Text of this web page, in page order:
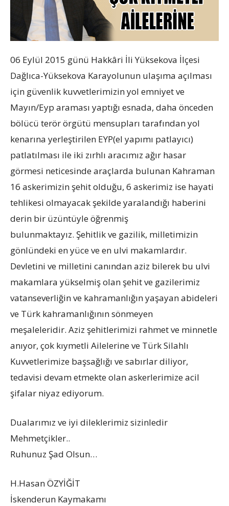
06 Eylül 2015 günü Hakkâri İli Yüksekova İlçesi
Dağlıca-Yüksekova Karayolunun ulaşıma açılması
için güvenlik kuvvetlerimizin yol emniyet ve
Mayın/Eyp araması yaptığı esnada, daha önceden
bölücü terör örgütü mensupları tarafından yol
kenarına yerleştirilen EYP(el yapımı patlayıcı)
patlatılması ile iki zırhlı aracımız ağır hasar
görmesi neticesinde araçlarda bulunan Kahraman
16 askerimizin şehit olduğu, 6 askerimiz ise hayati
tehlikesi olmayacak şekilde yaralandığı haberini
derin bir üzüntüyle öğrenmiş
bulunmaktayız. Şehitlik ve gazilik, milletimizin
gönlündeki en yüce ve en ulvi makamlardır.
Devletini ve milletini canından aziz bilerek bu ulvi
makamlara yükselmiş olan şehit ve gazilerimiz
vatanseverliğin ve kahramanlığın yaşayan abideleri
ve Türk kahramanlığının sönmeyen
meşaleleridir. Aziz şehitlerimizi rahmet ve minnetle
anıyor, çok kıymetli Ailelerine ve Türk Silahlı
Kuvvetlerimize başsağlığı ve sabırlar diliyor,
tedavisi devam etmekte olan askerlerimize acil
şifalar niyaz ediyorum.
Dualarımız ve iyi dileklerimiz sizinledir
Mehmetçikler..
Ruhunuz Şad Olsun…
H.Hasan ÖZYİĞİT
İskenderun Kaymakamı